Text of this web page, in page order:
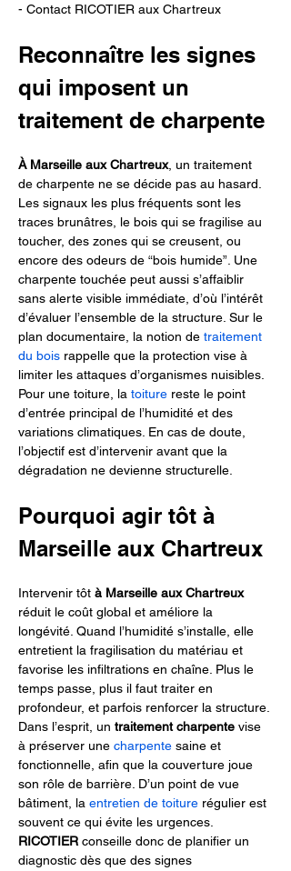
- Contact RICOTIER aux Chartreux
Reconnaître les signes
qui imposent un
traitement de charpente
À Marseille aux Chartreux, un traitement
de charpente ne se décide pas au hasard.
Les signaux les plus fréquents sont les
traces brunâtres, le bois qui se fragilise au
toucher, des zones qui se creusent, ou
encore des odeurs de “bois humide”. Une
charpente touchée peut aussi s’affaiblir
sans alerte visible immédiate, d’où l’intérêt
d’évaluer l’ensemble de la structure. Sur le
plan documentaire, la notion de traitement
du bois rappelle que la protection vise à
limiter les attaques d’organismes nuisibles.
Pour une toiture, la toiture reste le point
d’entrée principal de l’humidité et des
variations climatiques. En cas de doute,
l’objectif est d’intervenir avant que la
dégradation ne devienne structurelle.
Pourquoi agir tôt à
Marseille aux Chartreux
Intervenir tôt à Marseille aux Chartreux
réduit le coût global et améliore la
longévité. Quand l’humidité s’installe, elle
entretient la fragilisation du matériau et
favorise les infiltrations en chaîne. Plus le
temps passe, plus il faut traiter en
profondeur, et parfois renforcer la structure.
Dans l’esprit, un traitement charpente vise
à préserver une charpente saine et
fonctionnelle, afin que la couverture joue
son rôle de barrière. D’un point de vue
bâtiment, la entretien de toiture régulier est
souvent ce qui évite les urgences.
RICOTIER conseille donc de planifier un
diagnostic dès que des signes